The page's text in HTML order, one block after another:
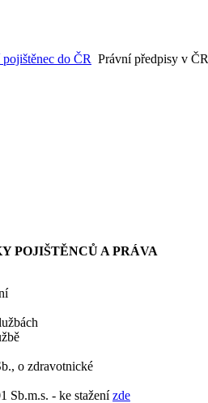
do ČR Právní předpisy v ČR
POJIŠTĚNCŮ A PRÁVA
o zdravotnické
Sb.m.s. - ke staženízde